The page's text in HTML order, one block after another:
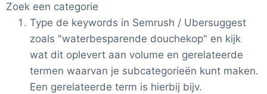
Zoek een categorie
Type de keywords in Semrush / Ubersuggest
zoals "waterbesparende douchekop" en kijk
wat dit oplevert aan volume en gerelateerde
termen waarvan je subcategorieën kunt maken.
Een gerelateerde term is hierbij bijv.